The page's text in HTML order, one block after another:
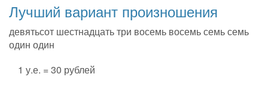
Лучший вариант произношения
девятьсот шестнадцать три восемь восемь семь семь
один один
1 у.е. = 30 рублей